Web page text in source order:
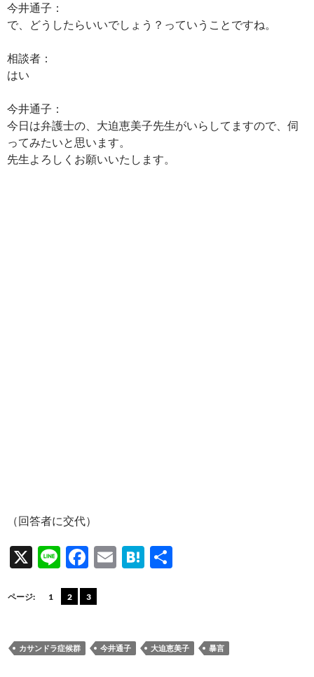
今井通子：
で、どうしたらいいでしょう？っていうことですね。
相談者：
はい
今井通子：
今日は弁護士の、大迫恵美子先生がいらしてますので、伺
ってみたいと思います。
先生よろしくお願いいたします。
（回答者に交代）
X
Li
e
F
e
o
E
H
a
ページ: 1 2 3
カサンドラ症候群 今井通子 大迫恵美子 暴言